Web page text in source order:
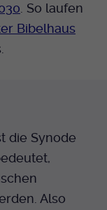
. So laufen
Bibelhaus
die Synode
Also
der gesetzt wird
benutzt
Betrieb der